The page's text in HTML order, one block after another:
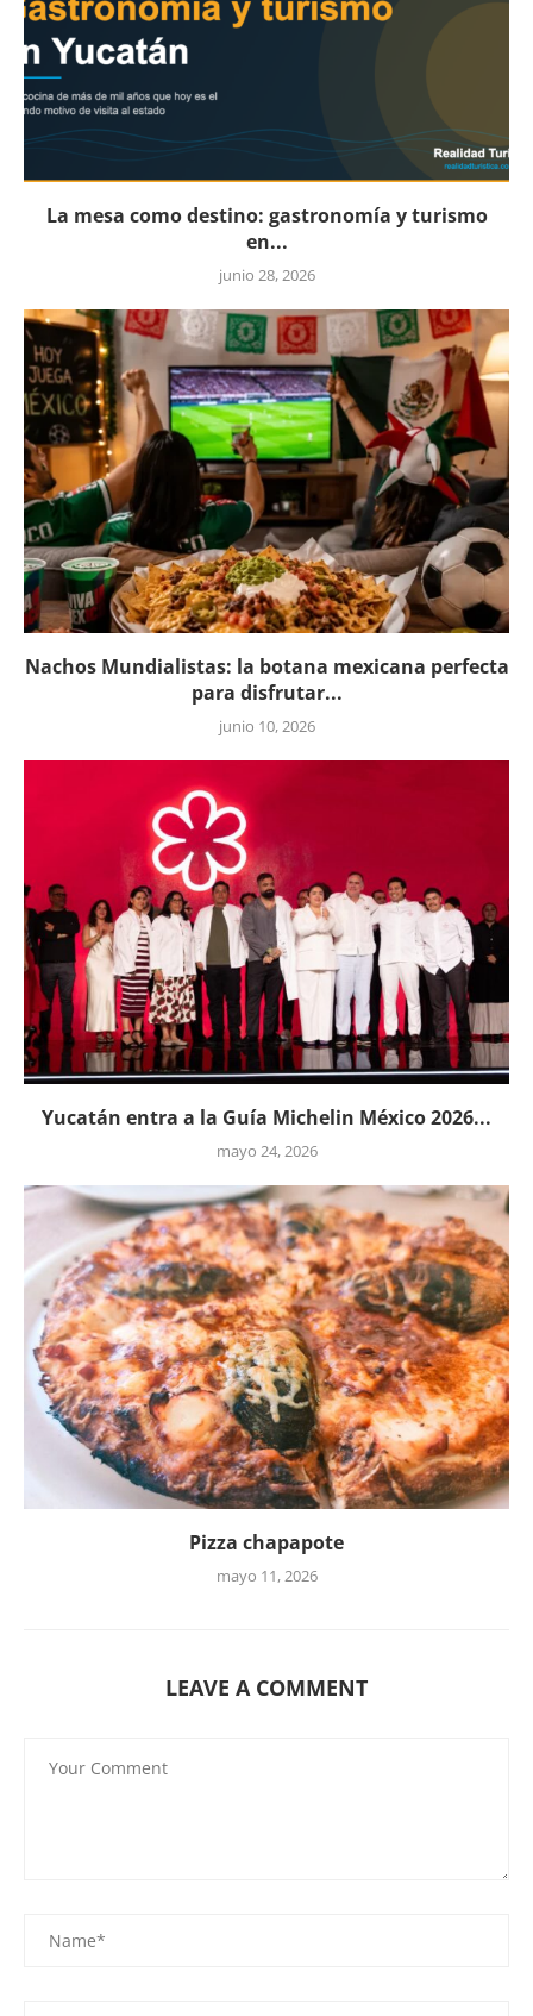
La mesa como destino: gastronomía y turismo
en...
junio 28, 2026
Nachos Mundialistas: la botana mexicana perfecta
para disfrutar...
junio 10, 2026
Yucatán entra a la Guía Michelin México 2026...
mayo 24, 2026
Pizza chapapote
mayo 11, 2026
LEAVE A COMMENT